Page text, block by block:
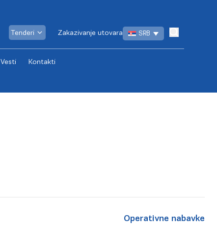
Tenderi Zakazivanje utovara SRB
Vesti Kontakti
Operativne nabavke